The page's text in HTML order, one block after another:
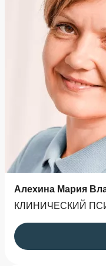
Алехина Мария
КЛИНИЧЕСКИЙ